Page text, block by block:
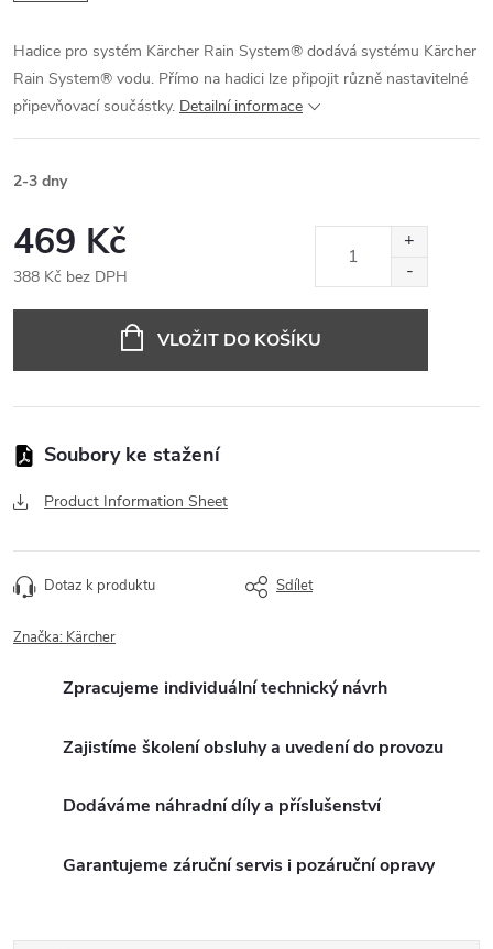
Hadice pro systém Kärcher Rain System® dodává systému Kärcher
Rain System® vodu. Přímo na hadici lze připojit různě nastavitelné
připevňovací součástky. Detailní informace
2-3 dny
469 Kč
388 Kč bez DPH
VLOŽIT DO KOŠÍKU
Product Information Sheet
Dotaz k produktu Sdílet
Značka: Kärcher
Zpracujeme individuální technický návrh
Zajistíme školení obsluhy a uvedení do provozu
Dodáváme náhradní díly a příslušenství
Garantujeme záruční servis i pozáruční opravy